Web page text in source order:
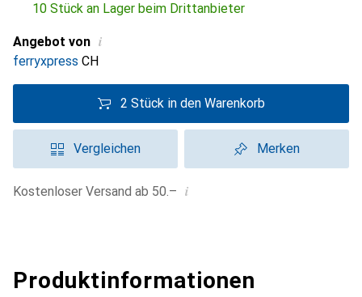
10 Stück an Lager beim Drittanbieter
Angebot von i
ferryxpress CH
2 Stück in den Warenkorb
Vergleichen Merken
Kostenloser Versand ab 50.– i
Produktinformationen